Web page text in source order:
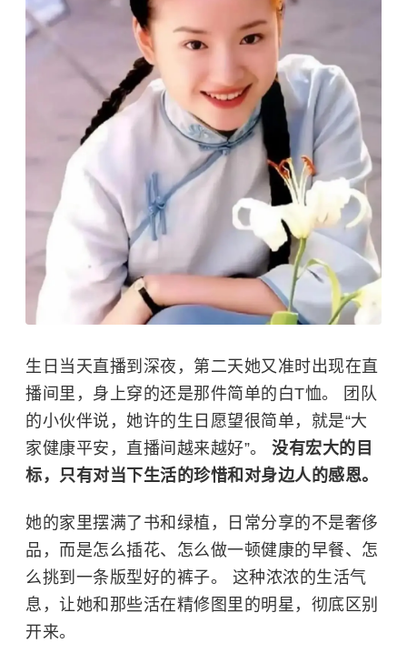
生日当天直播到深夜，第二天她又准时出现在直
播间里，身上穿的还是那件简单的白T恤。 团队
的小伙伴说，她许的生日愿望很简单，就是“大
家健康平安，直播间越来越好”。 没有宏大的目
标，只有对当下生活的珍惜和对身边人的感恩。
她的家里摆满了书和绿植，日常分享的不是奢侈
品，而是怎么插花、怎么做一顿健康的早餐、怎
么挑到一条版型好的裤子。 这种浓浓的生活气
息，让她和那些活在精修图里的明星，彻底区别
开来。